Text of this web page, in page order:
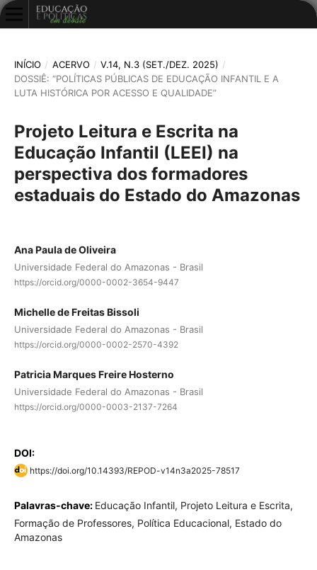
INÍCIO / ACERVO / V.14, N.3 (SET./DEZ. 2025) /
DOSSIÊ: “POLÍTICAS PÚBLICAS DE EDUCAÇÃO INFANTIL E A
LUTA HISTÓRICA POR ACESSO E QUALIDADE”
Projeto Leitura e Escrita na
Educação Infantil (LEEI) na
perspectiva dos formadores
estaduais do Estado do Amazonas
Ana Paula de Oliveira
Universidade Federal do Amazonas - Brasil
https://orcid.org/0000-0002-3654-9447
Michelle de Freitas Bissoli
Universidade Federal do Amazonas - Brasil
https://orcid.org/0000-0002-2570-4392
Patricia Marques Freire Hosterno
Universidade Federal do Amazonas - Brasil
https://orcid.org/0000-0003-2137-7264
DOI:
https://doi.org/10.14393/REPOD-v14n3a2025-78517
Palavras-chave: Educação Infantil, Projeto Leitura e Escrita,
Formação de Professores, Política Educacional, Estado do
Amazonas